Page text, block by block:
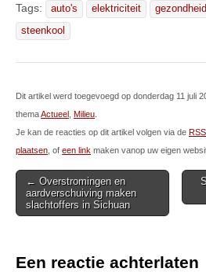
Tags: auto's elektriciteit gezondheid
steenkool
Dit artikel werd toegevoegd op donderdag 11 juli
themaActueel Milieu
Je kan de reacties op dit artikel volgen via de
plaatsen , of een link maken vanop uw eigen
Post
navigation
← Overstromingen en
aardverschuiving maken
slachtoffers in Sichuan
Een reactie achterlaten